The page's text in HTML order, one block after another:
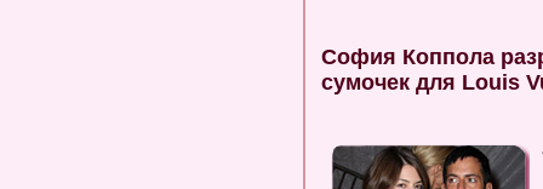
София Коппола
сумочек для Louis